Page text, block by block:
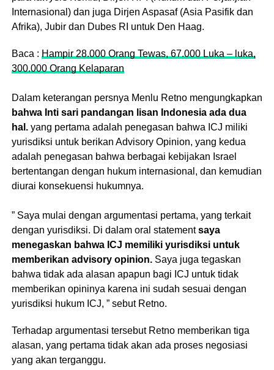
Internasional) dan juga Dirjen Aspasaf (Asia Pasifik dan
Afrika), Jubir dan Dubes RI untuk Den Haag.
Baca : Hampir 28.000 Orang Tewas, 67.000 Luka – luka,
300.000 Orang Kelaparan
Dalam keterangan persnya Menlu Retno mengungkapkan
bahwa Inti sari pandangan lisan Indonesia ada dua
hal. yang pertama adalah penegasan bahwa ICJ miliki
yurisdiksi untuk berikan Advisory Opinion, yang kedua
adalah penegasan bahwa berbagai kebijakan Israel
bertentangan dengan hukum internasional, dan kemudian
diurai konsekuensi hukumnya.
” Saya mulai dengan argumentasi pertama, yang terkait
dengan yurisdiksi. Di dalam oral statementsaya
menegaskan bahwa ICJ memiliki yurisdiksi untuk
memberikan advisory opinion. Saya juga tegaskan
bahwa tidak ada alasan apapun bagi ICJ untuk tidak
memberikan opininya karena ini sudah sesuai dengan
yurisdiksi hukum ICJ, ” sebut Retno.
Terhadap argumentasi tersebut Retno memberikan tiga
alasan, yang pertama tidak akan ada proses negosiasi
yang akan terganggu.